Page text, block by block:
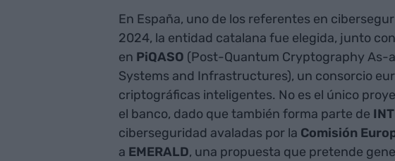
En España, uno de los referentes en
2024, la entidad catalana fue elegida, junto
en PiQASO (Post-Quantum Cryptography As-
Systems and Infrastructures), un consorcio
criptográficas inteligentes. No es el único
el banco, dado que también forma parte de
ciberseguridad avaladas por la Comisión
a EMERALD, una propuesta que pretende